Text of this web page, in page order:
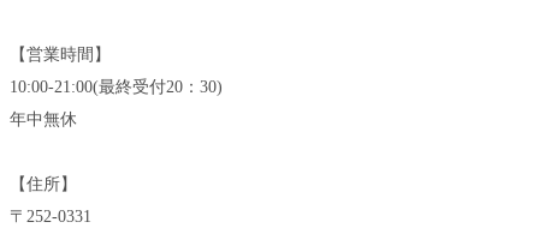
【営業時間】
10:00-21:00(最終受付20：30)
年中無休
【住所】
〒252-0331